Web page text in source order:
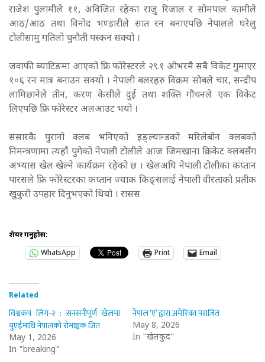
राजेश पुलामीले ११, अविजित रहेका राजु रिजाल र सोमपाल कामीले
आठ/आठ तथा विनोद भण्डारीले सात रन बनाएपछि नेपालले घरेलु
टोलीसामु गतिलो चुनौती पस्कन सक्यो ।
जवाफी ब्याटिङमा आएको फ्रि फोरेस्टरले २९.१ ओभरमै सबै विकेट गुमाएर
१०६ रन मात्र बनाउन सक्यो । नेपाली बलरहरु विक्रम सोबले चार, सन्दीप
लामिछानेले तीन, करण केसीले दुई तथा शक्ति गौचनले एक विकेट
लिएपछि फ्रि फोरेस्टर अलआउट भयो ।
संसारकै पुरानो क्लब भनिएको इङ्ल्यान्डको मरिलेबोन क्लबको
निमन्त्रणामा त्यहाँ पुगेको नेपाली टोलीले आज जिमखाना क्रिकेट क्लबसँग
अभ्यास खेल खेल्ने कार्यक्रम रहेको छ । खेलअघि नेपाली टोलीका कप्तान
पारसले फ्रि फोरेस्टरका कप्तान ज्याक किङ्सलाई नेपाली वीरताको प्रतीक
खुकुरी उपहार दिनुभएको थियो । रासस
शेयर गर्नुहोस:
WhatsApp
Print Email
Related
विश्वकप लिग-२ : सनसनीपूर्ण खेलमा
युएईमाथि नेपालको रोमाञ्चक जित
May 1, 2026
In "breaking"
नेपाल ‘ए’ द्वारा अमेरिका पराजित
May 8, 2026
In "खेलकुद"